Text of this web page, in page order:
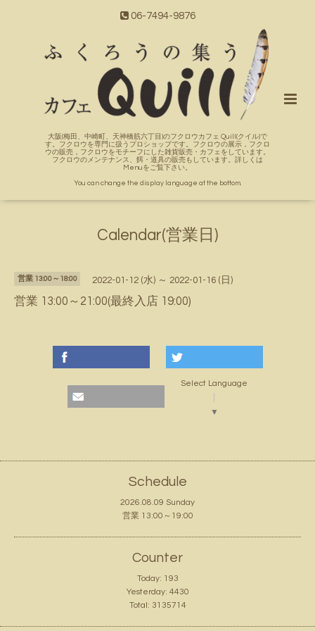
06-7494-9876
大阪(梅田、中崎町、天神橋筋六丁目)のフクロウカフェ Quill(クイル)で
す。フクロウを専門に扱うプロショップです。フクロウの展示，フクロ
ウの販売，フクロウをモチーフにした雑貨販売・カフェをしています。
フクロウのメンテナンス、餌・道具の販売もしています。詳しくは
Menuをご覧下さい。
You can change the display language at the bottom.
Calendar(営業日)
営業 13:00～18:00 2022-01-12 (水) ～ 2022-01-16 (日)
営業 13:00～21:00(最終入店 19:00)
Select Language
▼
Schedule
2026.08.09 Sunday
営業 13:00～19:00
Counter
Today: 193
Yesterday: 4430
Total: 3135714